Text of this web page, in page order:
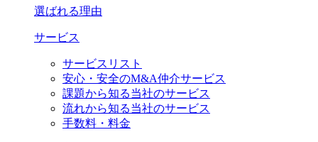
選ばれる理由
サービス
サービスリスト
安心・安全のM&A仲介サービス
課題から知る当社のサービス
流れから知る当社のサービス
手数料・料金